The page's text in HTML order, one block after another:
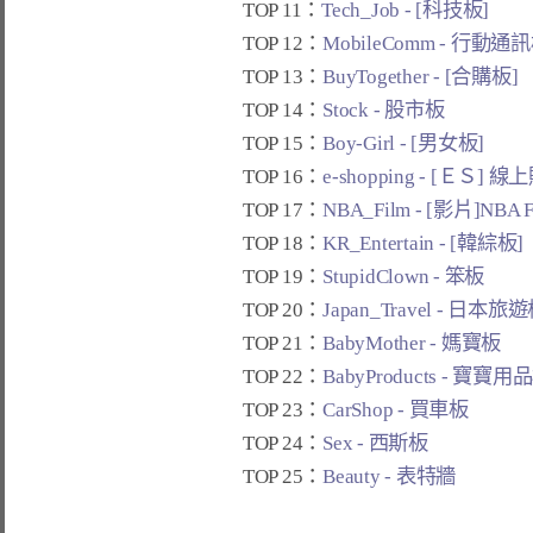
TOP 11：Tech_Job - [科技板]
TOP 12：MobileComm - 行動通
TOP 13：BuyTogether - [合購板]
TOP 14： Stock - 股市板
TOP 15：Boy-Girl - [男女板]
TOP 16：e-shopping - [ＥＳ] 線
TOP 17：NBA_Film - [影片]NBA
TOP 18：KR_Entertain - [韓綜板]
TOP 19： StupidClown - 笨板
TOP 20：Japan_Travel - 日本旅遊
TOP 21：BabyMother - 媽寶板
TOP 22：BabyProducts - 寶寶用
TOP 23：CarShop - 買車板
TOP 24： Sex - 西斯板
TOP 25：Beauty - 表特牆